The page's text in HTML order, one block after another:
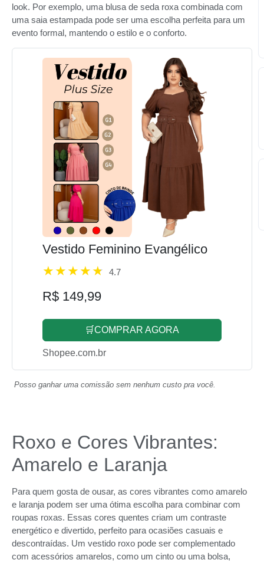
look. Por exemplo, uma blusa de seda roxa combinada com
uma saia estampada pode ser uma escolha perfeita para um
evento formal, mantendo o estilo e o conforto.
Vestido Feminino Evangélico
4.7
R$ 149,99
🛒COMPRAR AGORA
Shopee.com.br
Posso ganhar uma comissão sem nenhum custo pra você.
Roxo e Cores Vibrantes:
Amarelo e Laranja
Para quem gosta de ousar, as cores vibrantes como amarelo
e laranja podem ser uma ótima escolha para combinar com
roupas roxas. Essas cores quentes criam um contraste
energético e divertido, perfeito para ocasiões casuais e
descontraídas. Um vestido roxo pode ser complementado
com acessórios amarelos, como um cinto ou uma bolsa,